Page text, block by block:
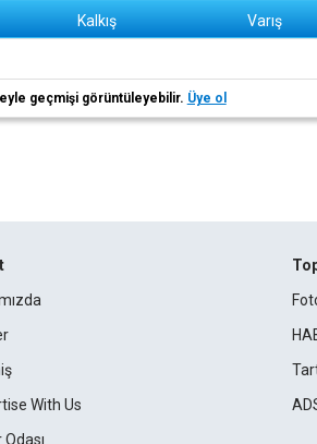
Kalkış Varış
geçmişi görüntüleyebilir. Üye ol
With Us
Odası